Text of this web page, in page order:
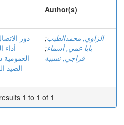
Author(s)
دور
أداء
العمومية
الصيد
الزاوي, محمدالطيب;
بابا عمي, أسماء;
فراجي, نسيبة
1 to 1 of 1